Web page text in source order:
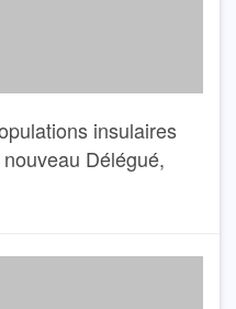
insulaires
Délégué,